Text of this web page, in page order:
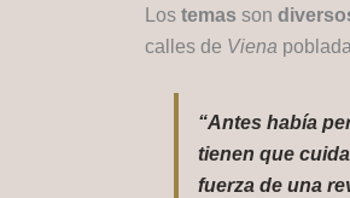
Los temas son
calles de Viena
“Antes había
tienen que
fuerza de una